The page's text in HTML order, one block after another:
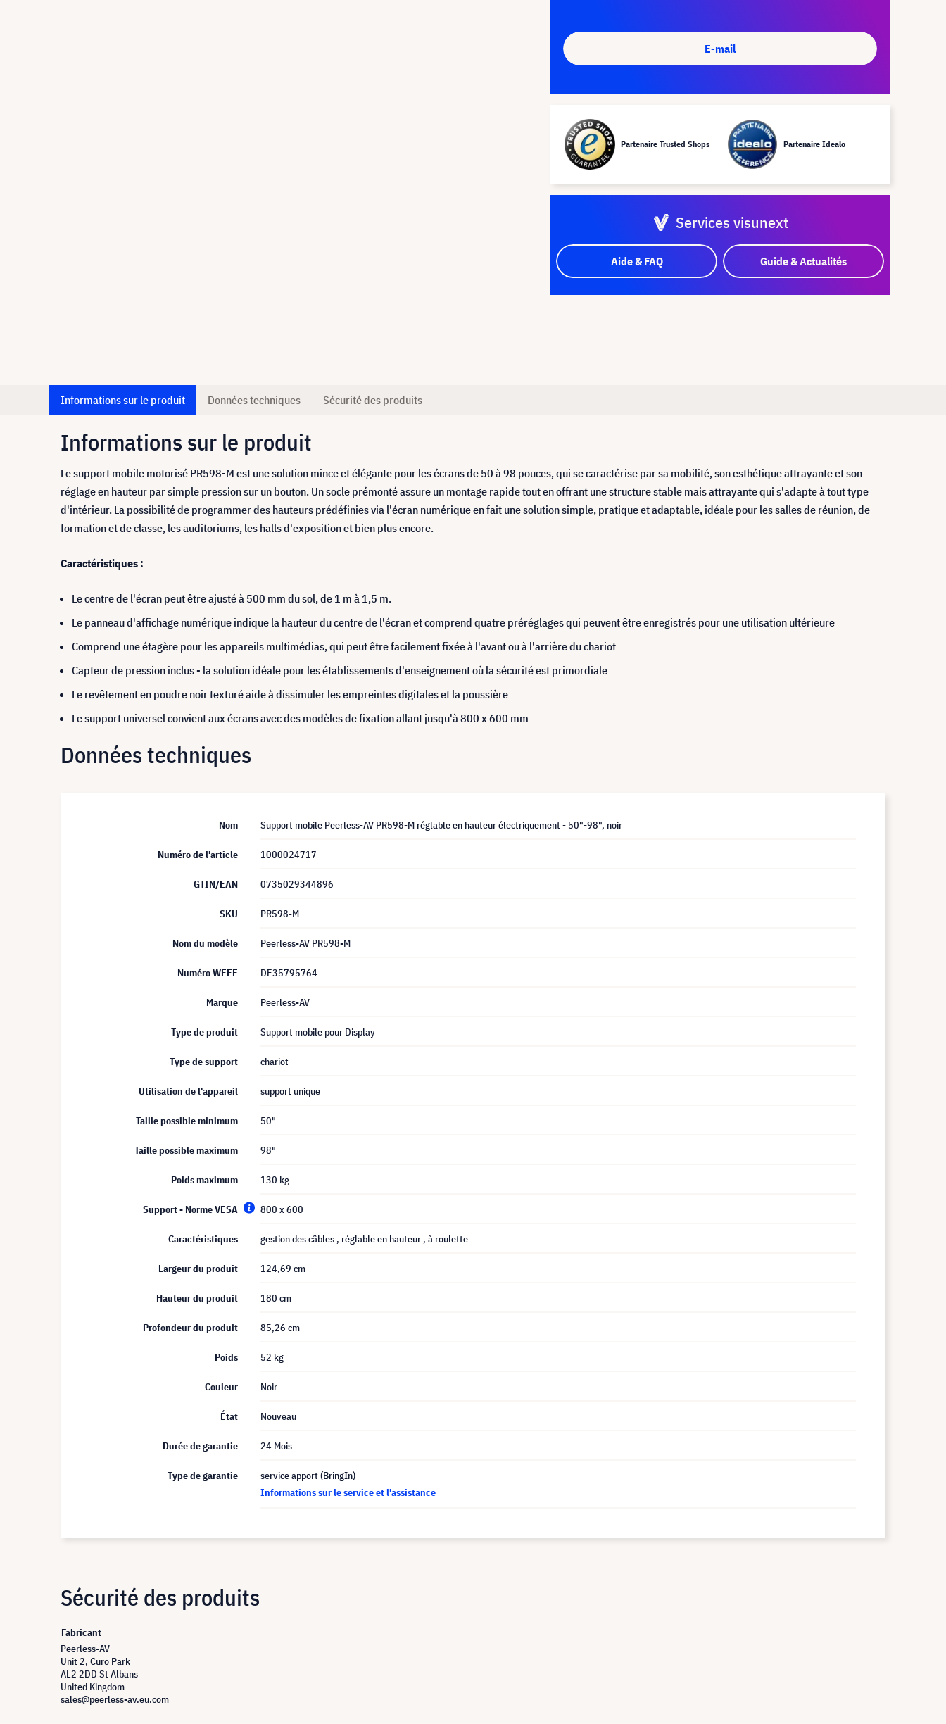
E-mail
Partenaire Trusted Shops Partenaire Idealo
Services visunext
Aide & FAQ Guide & Actualités
Informations sur le produit Données techniques Sécurité des produits
Informations sur le produit
Le support mobile motorisé PR598-M est une solution mince et élégante pour les écrans de 50 à 98 pouces, qui se caractérise par sa mobilité, son esthétique attrayante et son
réglage en hauteur par simple pression sur un bouton. Un socle prémonté assure un montage rapide tout en offrant une structure stable mais attrayante qui s'adapte à tout type
d'intérieur. La possibilité de programmer des hauteurs prédéfinies via l'écran numérique en fait une solution simple, pratique et adaptable, idéale pour les salles de réunion, de
formation et de classe, les auditoriums, les halls d'exposition et bien plus encore.
Caractéristiques :
Le centre de l'écran peut être ajusté à 500 mm du sol, de 1 m à 1,5 m.
Le panneau d'affichage numérique indique la hauteur du centre de l'écran et comprend quatre préréglages qui peuvent être enregistrés pour une utilisation ultérieure
Comprend une étagère pour les appareils multimédias, qui peut être facilement fixée à l'avant ou à l'arrière du chariot
Capteur de pression inclus - la solution idéale pour les établissements d'enseignement où la sécurité est primordiale
Le revêtement en poudre noir texturé aide à dissimuler les empreintes digitales et la poussière
Le support universel convient aux écrans avec des modèles de fixation allant jusqu'à 800 x 600 mm
Données techniques
Nom Support mobile Peerless-AV PR598-M réglable en hauteur électriquement - 50"-98", noir
Numéro de l'article 1000024717
GTIN/EAN 0735029344896
SKU PR598-M
Nom du modèle Peerless-AV PR598-M
Numéro WEEE DE35795764
Marque Peerless-AV
Type de produit Support mobile pour Display
Type de support chariot
Utilisation de l'appareil support unique
Taille possible minimum 50"
Taille possible maximum 98"
Poids maximum 130 kg
Support - Norme VESA 800 x 600
Caractéristiques gestion des câbles , réglable en hauteur , à roulette
Largeur du produit 124,69 cm
Hauteur du produit 180 cm
Profondeur du produit 85,26 cm
Poids 52 kg
Couleur Noir
État Nouveau
Durée de garantie 24 Mois
Type de garantie
service apport (BringIn)
Informations sur le service et l'assistance
Sécurité des produits
Fabricant
Peerless-AV
Unit 2, Curo Park
AL2 2DD St Albans
United Kingdom
sales@peerless-av.eu.com